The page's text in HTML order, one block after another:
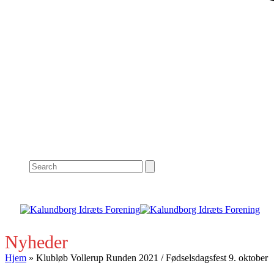
Search
Nyheder
Hjem » Klubløb Vollerup Runden 2021 / Fødselsdagsfest 9. oktober